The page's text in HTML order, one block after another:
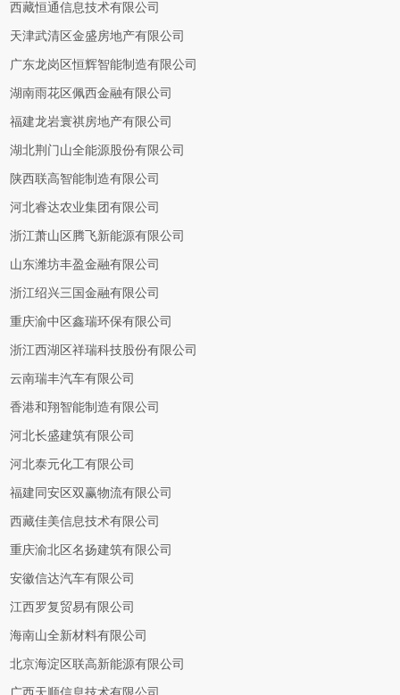
西藏恒通信息技术有限公司
天津武清区金盛房地产有限公司
广东龙岗区恒辉智能制造有限公司
湖南雨花区佩西金融有限公司
福建龙岩寰祺房地产有限公司
湖北荆门山全能源股份有限公司
陕西联高智能制造有限公司
河北睿达农业集团有限公司
浙江萧山区腾飞新能源有限公司
山东潍坊丰盈金融有限公司
浙江绍兴三国金融有限公司
重庆渝中区鑫瑞环保有限公司
浙江西湖区祥瑞科技股份有限公司
云南瑞丰汽车有限公司
香港和翔智能制造有限公司
河北长盛建筑有限公司
河北泰元化工有限公司
福建同安区双赢物流有限公司
西藏佳美信息技术有限公司
重庆渝北区名扬建筑有限公司
安徽信达汽车有限公司
江西罗复贸易有限公司
海南山全新材料有限公司
北京海淀区联高新能源有限公司